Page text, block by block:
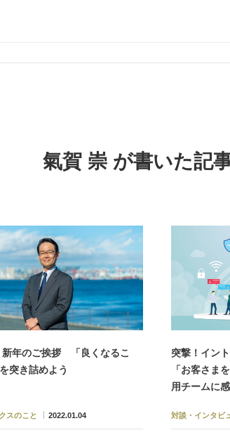
氣賀 崇 が書いた記
年のご挨拶 「良くなるこ
突き詰めよう
スのこと 2022.01.04
突撃！イン
「お客さま
用チームに感
対談・インタビ